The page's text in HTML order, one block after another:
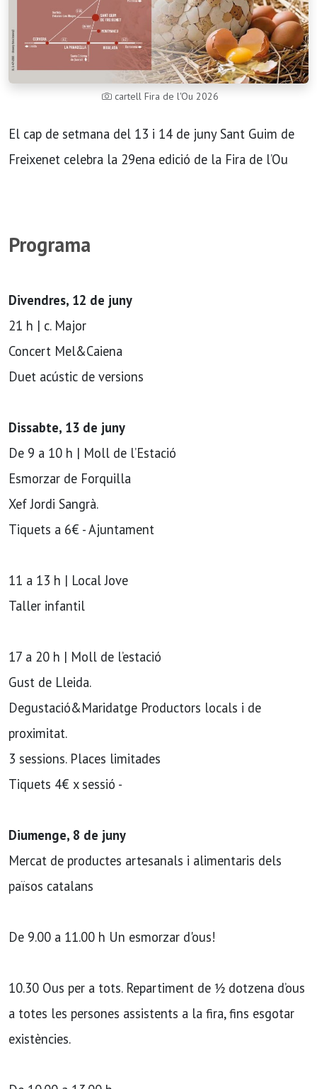
cartell Fira de l'Ou 2026
El cap de setmana del 13 i 14 de juny Sant Guim de
Freixenet celebra la 29ena edició de la Fira de l’Ou
Programa
Divendres, 12 de juny
21 h | c. Major
Concert Mel&Caiena
Duet acústic de versions
Dissabte, 13 de juny
De 9 a 10 h | Moll de l’Estació
Esmorzar de Forquilla
Xef Jordi Sangrà.
Tiquets a 6€ - Ajuntament
11 a 13 h | Local Jove
Taller infantil
17 a 20 h | Moll de l’estació
Gust de Lleida.
Degustació&Maridatge Productors locals i de
proximitat.
3 sessions. Places limitades
Tiquets 4€ x sessió -
Diumenge, 8 de juny
Mercat de productes artesanals i alimentaris dels
països catalans
De 9.00 a 11.00 h Un esmorzar d'ous!
10.30 Ous per a tots. Repartiment de ½ dotzena d’ous
a totes les persones assistents a la fira, fins esgotar
existències.